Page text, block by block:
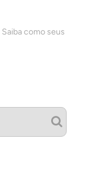
Saiba como seus